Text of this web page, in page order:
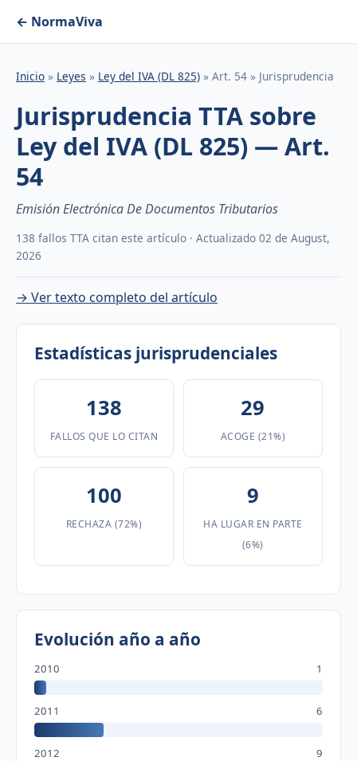
← NormaViva
Inicio » Leyes » Ley del IVA (DL 825) » Art. 54 » Jurisprudencia
Jurisprudencia TTA sobre
Ley del IVA (DL 825) — Art.
54
Emisión Electrónica De Documentos Tributarios
138 fallos TTA citan este artículo · Actualizado 02 de August,
2026
→ Ver texto completo del artículo
Estadísticas jurisprudenciales
138
FALLOS QUE LO CITAN
29
ACOGE (21%)
100
RECHAZA (72%)
9
HA LUGAR EN PARTE
(6%)
Evolución año a año
2010 1
2011 6
2012 9